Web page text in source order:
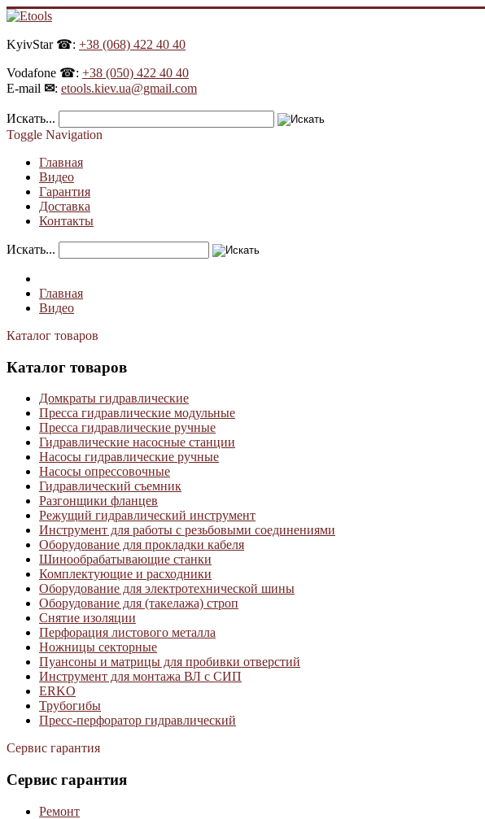
KyivStar ☎: +38 (068) 422 40 40
Vodafone ☎: +38 (050) 422 40 40
E-mail ✉: etools.kiev.ua@gmail.com
Искать...
Toggle Navigation
Главная
Видео
Гарантия
Доставка
Контакты
Искать...
Главная
Видео
Каталог товаров
Каталог товаров
Домкраты гидравлические
Пресса гидравлические модульные
Пресса гидравлические ручные
Гидравлические насосные станции
Насосы гидравлические ручные
Насосы опрессовочные
Гидравлический съемник
Разгонщики фланцев
Режущий гидравлический инструмент
Инструмент для работы с резьбовыми соединениями
Оборудование для прокладки кабеля
Шинообрабатывающие станки
Комплектующие и расходники
Оборудование для электротехнической шины
Оборудование для (такелажа) строп
Снятие изоляции
Перфорация листового металла
Ножницы секторные
Пуансоны и матрицы для пробивки отверстий
Инструмент для монтажа ВЛ с СИП
ERKO
Трубогибы
Пресс-перфоратор гидравлический
Сервис гарантия
Сервис гарантия
Ремонт